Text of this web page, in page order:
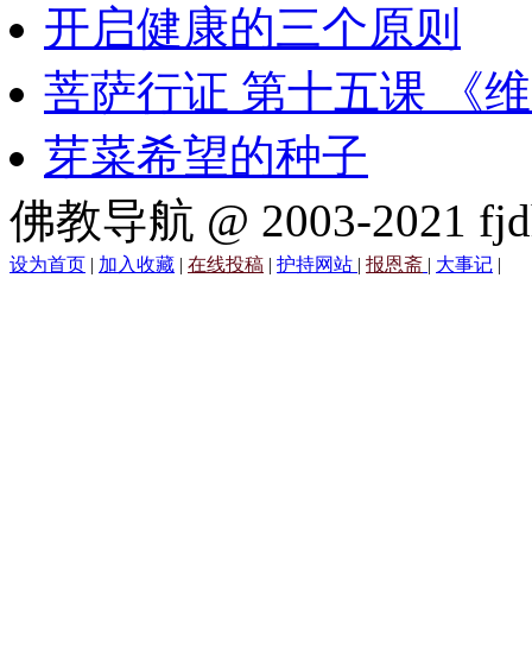
开启健康的三个原则
菩萨行证 第十五课 《
芽菜希望的种子
佛教导航 @ 2003-2021
设为首页 | 加入收藏 | 在线投稿 | 护持网站 | 报恩斋 | 大事记 |